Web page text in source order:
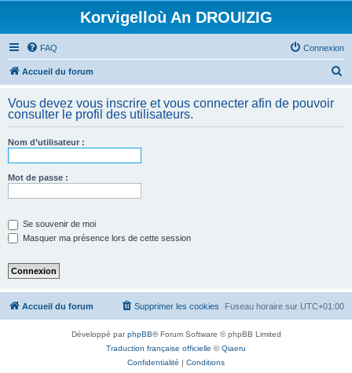
Korvigelloù An DROUIZIG
FAQ Connexion
Accueil du forum
h
Vous devez vous inscrire et vous connecter afin de pouvoir
consulter le profil des utilisateurs.
Nom d’utilisateur :
Mot de passe :
Se souvenir de moi
Masquer ma présence lors de cette session
Accueil du forum Fuseau horaire sur UTC+01:00
Supprimer les cookies
Développé parphpBB® Forum Software © phpBB Limited
Traduction française officielle ©Qiaeru
Confidentialité | Conditions